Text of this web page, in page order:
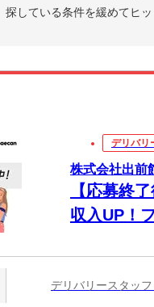
探している条件を緩めてヒ
デリバリ
株式会社出前
【応募終
収入UP！
デリバリースタッ